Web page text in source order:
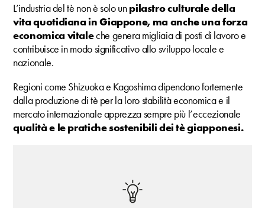
L’industria del tè non è solo unpilastro culturale della
vita quotidiana in Giappone, ma anche una forza
economica vitaleche genera migliaia di posti di lavoro e
contribuisce in modo significativo allo sviluppo locale e
nazionale.
Regioni come Shizuoka e Kagoshima dipendono fortemente
dalla produzione di tè per la loro stabilità economica e il
mercato internazionale apprezza sempre più l’eccezionale
qualità e le pratiche sostenibilidei tè giapponesi.